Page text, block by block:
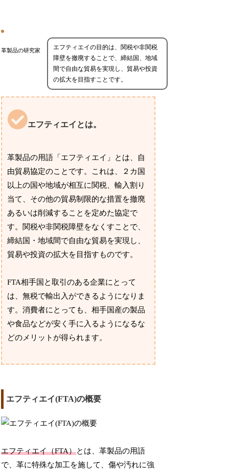
革製品の研究家
エフティエイの目的は、関税や非関税
障壁を撤廃することで、締結国、地域
間で自由な貿易を実現し、貿易や投資
の拡大を目指すことです。
エフティエイとは。
革製品の用語「エフティエイ」とは、自
由貿易協定のことです。これは、２カ国
以上の国や地域が相互に関税、輸入割り
当て、その他の貿易制限的な措置を撤廃
あるいは削減することを定めた協定で
す。関税や非関税障壁をなくすことで、
締結国・地域間で自由な貿易を実現し、
貿易や投資の拡大を目指すものです。
FTA相手国と取引のある企業にとって
は、無税で輸出入ができるようになりま
す。消費者にとっても、相手国産の製品
や食品などが安く手に入るようになるな
どのメリットが得られます。
エフティエイ(FTA)の概要
エフティエイ（FTA）とは、革製品の用語
で、革に特殊な加工を施して、傷や汚れに強